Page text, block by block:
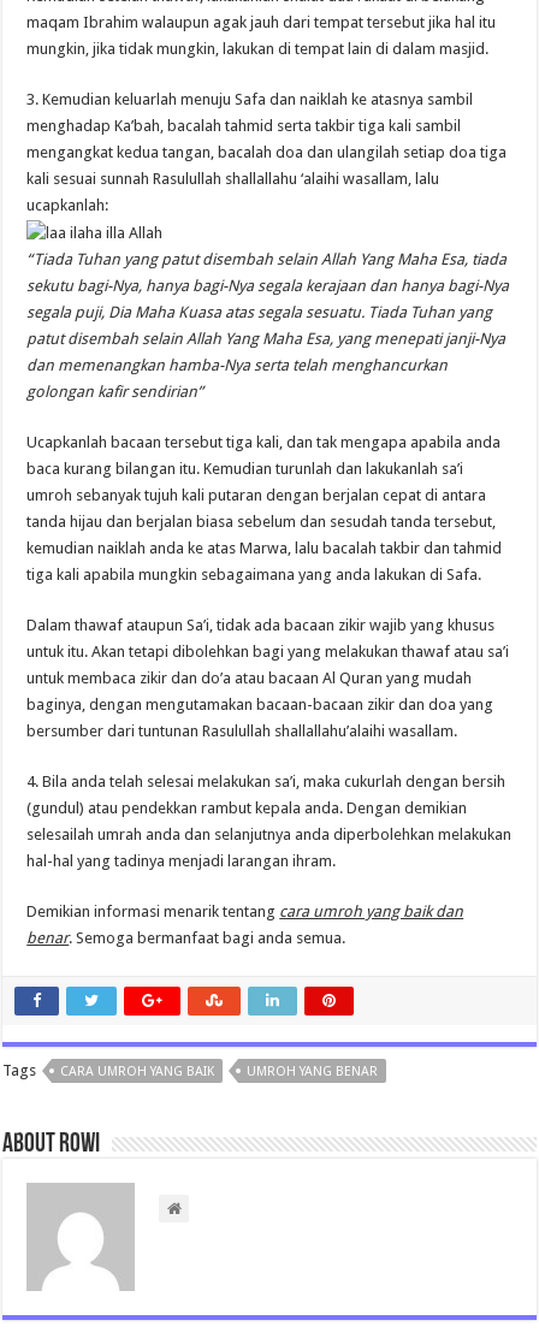
maqam Ibrahim walaupun agak jauh dari tempat tersebut jika hal itu
mungkin, jika tidak mungkin, lakukan di tempat lain di dalam masjid.
3. Kemudian keluarlah menuju Safa dan naiklah ke atasnya sambil
menghadap Ka’bah, bacalah tahmid serta takbir tiga kali sambil
mengangkat kedua tangan, bacalah doa dan ulangilah setiap doa tiga
kali sesuai sunnah Rasulullah shallallahu ‘alaihi wasallam, lalu
ucapkanlah:
“Tiada Tuhan yang patut disembah selain Allah Yang Maha Esa, tiada
sekutu bagi-Nya, hanya bagi-Nya segala kerajaan dan hanya bagi-Nya
segala puji, Dia Maha Kuasa atas segala sesuatu. Tiada Tuhan yang
patut disembah selain Allah Yang Maha Esa, yang menepati janji-Nya
dan memenangkan hamba-Nya serta telah menghancurkan
golongan kafir sendirian”
Ucapkanlah bacaan tersebut tiga kali, dan tak mengapa apabila anda
baca kurang bilangan itu. Kemudian turunlah dan lakukanlah sa’i
umroh sebanyak tujuh kali putaran dengan berjalan cepat di antara
tanda hijau dan berjalan biasa sebelum dan sesudah tanda tersebut,
kemudian naiklah anda ke atas Marwa, lalu bacalah takbir dan tahmid
tiga kali apabila mungkin sebagaimana yang anda lakukan di Safa.
Dalam thawaf ataupun Sa’i, tidak ada bacaan zikir wajib yang khusus
untuk itu. Akan tetapi dibolehkan bagi yang melakukan thawaf atau sa’i
untuk membaca zikir dan do’a atau bacaan Al Quran yang mudah
baginya, dengan mengutamakan bacaan-bacaan zikir dan doa yang
bersumber dari tuntunan Rasulullah shallallahu’alaihi wasallam.
4. Bila anda telah selesai melakukan sa’i, maka cukurlah dengan bersih
(gundul) atau pendekkan rambut kepala anda. Dengan demikian
selesailah umrah anda dan selanjutnya anda diperbolehkan melakukan
hal-hal yang tadinya menjadi larangan ihram.
Demikian informasi menarik tentang cara umroh yang baik dan
benar. Semoga bermanfaat bagi anda semua.
Tags CARA UMROH YANG BAIK UMROH YANG BENAR
About rowi